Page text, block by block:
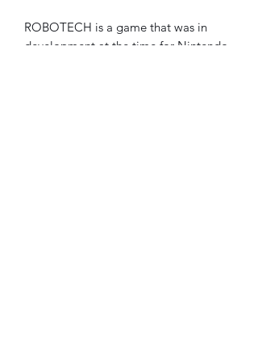
ROBOTECH is a game that was in
development at the time for Nintendo